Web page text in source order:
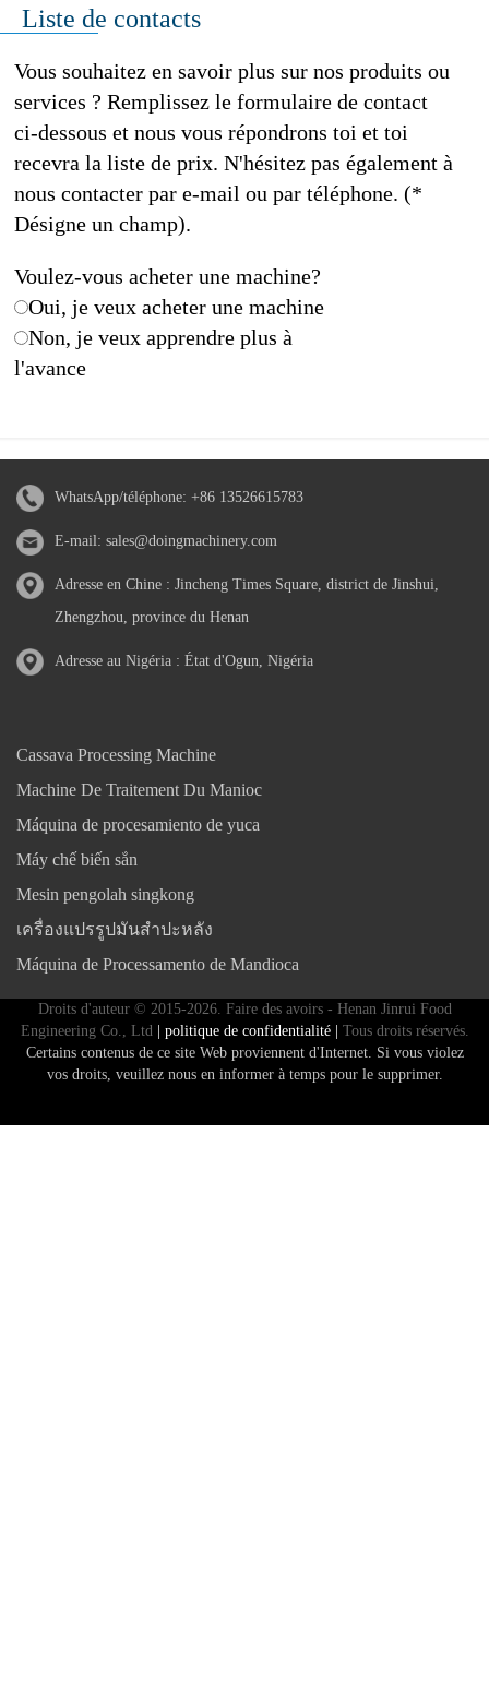
Liste de contacts
Vous souhaitez en savoir plus sur nos produits ou
services ? Remplissez le formulaire de contact
ci-dessous et nous vous répondrons toi et toi
recevra la liste de prix. N'hésitez pas également à
nous contacter par e-mail ou par téléphone. (*
Désigne un champ).
Voulez-vous acheter une machine?
Oui, je veux acheter une machine
Non, je veux apprendre plus à
l'avance
WhatsApp/téléphone: +86 13526615783
E-mail: sales@doingmachinery.com
Adresse en Chine : Jincheng Times Square, district de Jinshui,
Zhengzhou, province du Henan
Adresse au Nigéria : État d'Ogun, Nigéria
Cassava Processing Machine
Machine De Traitement Du Manioc
Máquina de procesamiento de yuca
Máy chế biến sắn
Mesin pengolah singkong
เครื่องแปรรูปมันสำปะหลัง
Máquina de Processamento de Mandioca
Droits d'auteur © 2015-2026. Faire des avoirs - Henan Jinrui Food
Engineering Co., Ltd | politique de confidentialité |
Tous droits réservés.
Certains contenus de ce site Web proviennent d'Internet. Si vous violez
vos droits, veuillez nous en informer à temps pour le supprimer.